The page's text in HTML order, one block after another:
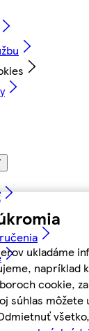
ukladáme
napríklad
cookie,
súhlas